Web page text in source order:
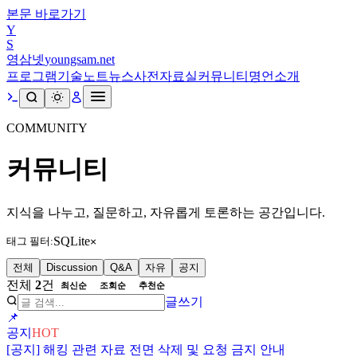
본문 바로가기
Y
S
영삼넷youngsam.net
프로그램기술노트뉴스사전 자료실커뮤니티 명언 소개
COMMUNITY
커뮤니티
지식을 나누고, 질문하고, 자유롭게 토론하는 공간입니다.
태그 필터:SQLite×
전체 Discussion Q&A 자유 공지
전체 2건 최신순 조회순 추천순
글쓰기
📌
공지 HOT
[공지] 해킹 관련 자료 전면 삭제 및 요청 금지 안내